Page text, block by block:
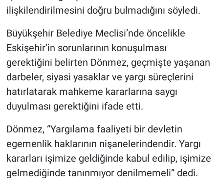
ilişkilendirilmesini doğru bulmadığını söyledi.
Büyükşehir Belediye Meclisi’nde öncelikle
Eskişehir’in sorunlarının konuşulması
gerektiğini belirten Dönmez, geçmişte yaşanan
darbeler, siyasi yasaklar ve yargı süreçlerini
hatırlatarak mahkeme kararlarına saygı
duyulması gerektiğini ifade etti.
Dönmez, “Yargılama faaliyeti bir devletin
egemenlik haklarının nişanelerindendir. Yargı
kararları işimize geldiğinde kabul edilip, işimize
gelmediğinde tanınmıyor denilmemeli” dedi.